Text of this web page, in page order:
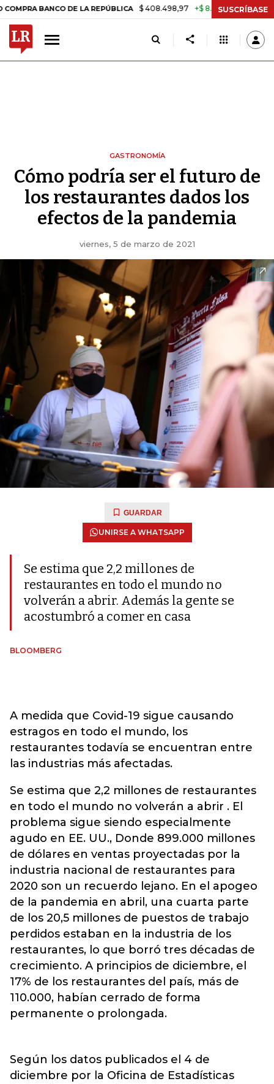
DE LA REPÚBLICA $ 408.498,97 +$ 8.753,81 +2,19% TASA
SUSCRÍBASE
GASTRONOMÍA
Cómo podría ser el futuro de
los restaurantes dados los
efectos de la pandemia
viernes, 5 de marzo de 2021
GUARDAR
UNIRSE A WHATSAPP
Se estima que 2,2 millones de
restaurantes en todo el mundo no
volverán a abrir. Además la gente se
acostumbró a comer en casa
BLOOMBERG
A medida que Covid-19 sigue causando
estragos en todo el mundo, los
restaurantes todavía se encuentran entre
las industrias más afectadas.
Se estima que 2,2 millones de restaurantes
en todo el mundo no volverán a abrir . El
problema sigue siendo especialmente
agudo en EE. UU., Donde 899.000 millones
de dólares en ventas proyectadas por la
industria nacional de restaurantes para
2020 son un recuerdo lejano. En el apogeo
de la pandemia en abril, una cuarta parte
de los 20,5 millones de puestos de trabajo
perdidos estaban en la industria de los
restaurantes, lo que borró tres décadas de
crecimiento. A principios de diciembre, el
17% de los restaurantes del país, más de
110.000, habían cerrado de forma
permanente o prolongada.
Según los datos publicados el 4 de
diciembre por la Oficina de Estadísticas